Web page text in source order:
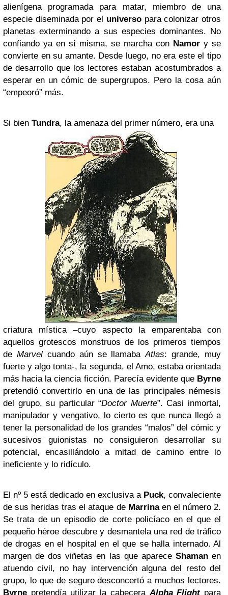
alienígena programada para matar, miembro de una
especie diseminada por el universopara colonizar otros
planetas exterminando a sus especies dominantes. No
confiando ya en sí misma, se marcha con Namor y se
convierte en su amante. Desde luego, no era este el tipo
de desarrollo que los lectores estaban acostumbrados a
esperar en un cómic de supergrupos. Pero la cosa aún
“empeoró” más.
Si bien Tundra, la amenaza del primer número, era una
criatura mística –cuyo aspecto la emparentaba con
aquellos grotescos monstruos de los primeros tiempos
de Marvelcuando aún se llamabaAtlas: grande, muy
fuerte y algo tonta-, la segunda, el Amo, estaba orientada
más hacia la ciencia ficción. Parecía evidente que Byrne
pretendió convertirlo en una de las principales némesis
del grupo, su particular “Doctor Muerte”. Casi inmortal,
manipulador y vengativo, lo cierto es que nunca llegó a
tener la personalidad de los grandes “malos” del cómic y
sucesivos guionistas no consiguieron desarrollar su
potencial, encasillándolo a mitad de camino entre lo
ineficiente y lo ridículo.
El nº 5 está dedicado en exclusiva a Puck, convaleciente
de sus heridas tras el ataque de Marrinaen el número 2.
Se trata de un episodio de corte policíaco en el que el
pequeño héroe descubre y desmantela una red de tráfico
de drogas en el hospital en el que se halla internado. Al
margen de dos viñetas en las que aparece Shamanen
atuendo civil, no hay intervención alguna del resto del
grupo, lo que de seguro desconcertó a muchos lectores.
Byrne pretendía utilizar la cabecera Alpha Flightpara